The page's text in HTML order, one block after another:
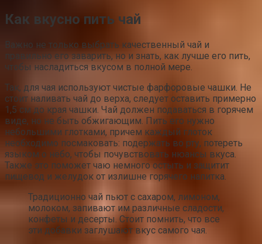
Как вкусно пить чай
Важно не только выбрать качественный чай и
правильно его заварить, но и знать, как лучше его пить,
чтобы насладиться вкусом в полной мере.
Так, для чая используют чистые фарфоровые чашки. Не
стоит наливать чай до верха, следует оставить примерно
1,5 см до края чашки. Чай должен подаваться в горячем
виде, но не быть обжигающим. Пить его нужно
небольшими глотками, причем каждый глоток
необходимо посмаковать: подержать во рту, потереть
языком о нёбо, чтобы почувствовать нюансы вкуса.
Также это поможет чаю немного остыть и защитит
пищевод и желудок от излишне горячего напитка.
Традиционно чай пьют с сахаром, лимоном,
молоком, запивают им различные сладости,
конфеты и десерты. Стоит помнить, что все
эти добавки заглушают вкус самого чая.